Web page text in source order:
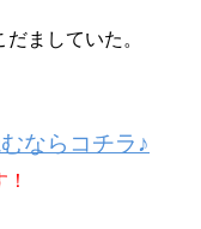
ましていた。
ならコチラ♪